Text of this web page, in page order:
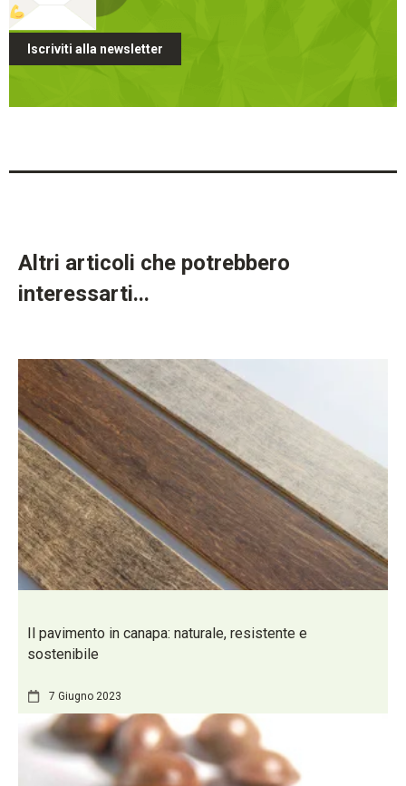
Iscriviti alla newsletter
Altri articoli che potrebbero
interessarti...
Il pavimento in canapa: naturale, resistente e
sostenibile
7 Giugno 2023